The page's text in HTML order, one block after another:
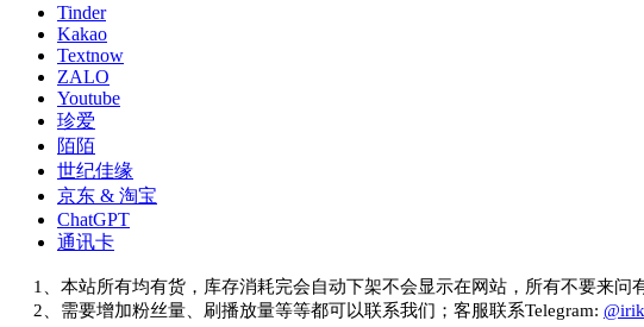
Tinder
Kakao
Textnow
ZALO
Youtube
珍爱
陌陌
世纪佳缘
京东 & 淘宝
ChatGPT
通讯卡
1、本站所有均有货，库存消耗完会自动下架不会显示在网站，所有不要来
2、需要增加粉丝量、刷播放量等等都可以联系我们；客服联系Telegram: